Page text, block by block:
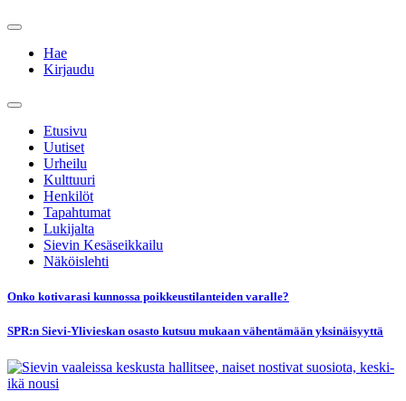
Hae
Kirjaudu
Etusivu
Uutiset
Urheilu
Kulttuuri
Henkilöt
Tapahtumat
Lukijalta
Sievin Kesäseikkailu
Näköislehti
Onko kotivarasi kunnossa poikkeustilanteiden varalle?
SPR:n Sievi-Ylivieskan osasto kutsuu mukaan vähentämään yksinäisyyttä